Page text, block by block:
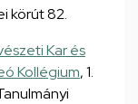
körút 82.
Kar és
Kollégium, 1.